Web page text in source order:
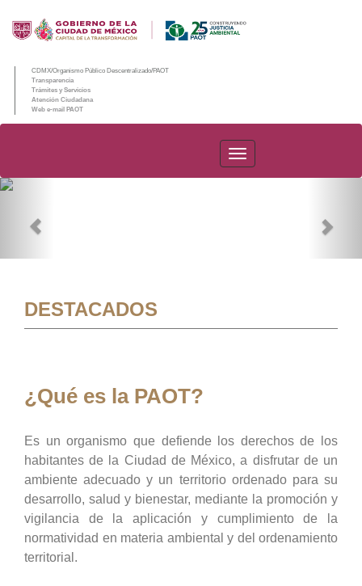
CDMX/Organismo Público Descentralizado/PAOT
Transparencia
Trámites y Servicios
Atención Ciudadana
Web e-mail PAOT
PAOT
DESTACADOS
¿Qué es la PAOT?
Es un organismo que defiende los derechos de los
habitantes de la Ciudad de México, a disfrutar de un
ambiente adecuado y un territorio ordenado para su
desarrollo, salud y bienestar, mediante la promoción y
vigilancia de la aplicación y cumplimiento de la
normatividad en materia ambiental y del ordenamiento
territorial.